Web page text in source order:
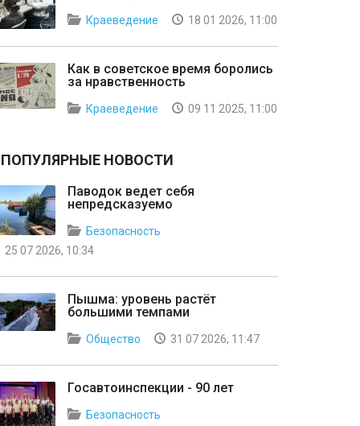
Краеведение 18 01 2026, 11:00
Как в советское время боролись
за нравственность
Краеведение 09 11 2025, 11:00
ПОПУЛЯРНЫЕ НОВОСТИ
Паводок ведет себя
непредсказуемо
Безопасность
25 07 2026, 10:34
Пышма: уровень растёт
большими темпами
Общество 31 07 2026, 11:47
Госавтоинспекции - 90 лет
Безопасность